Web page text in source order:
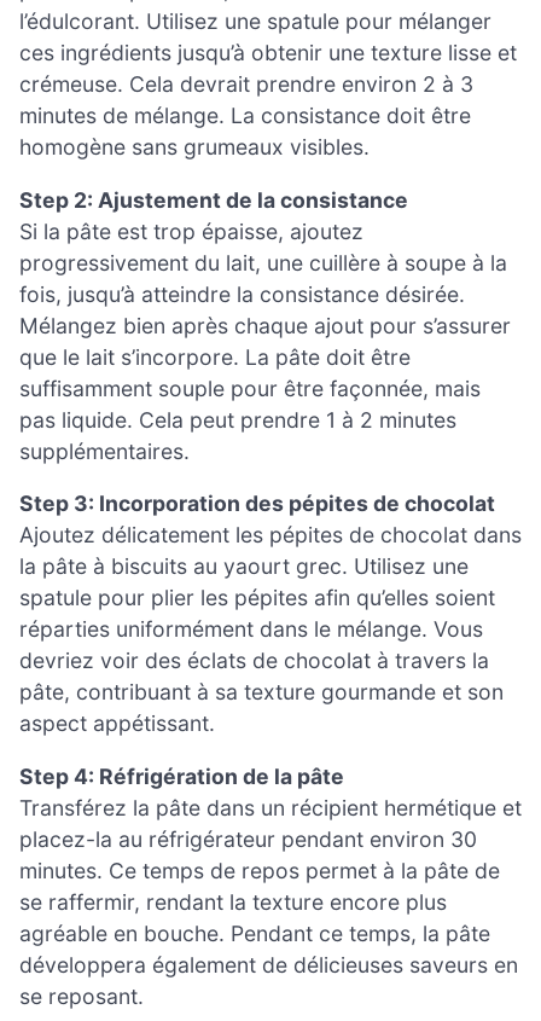
l’édulcorant. Utilisez une spatule pour mélanger
ces ingrédients jusqu’à obtenir une texture lisse et
crémeuse. Cela devrait prendre environ 2 à 3
minutes de mélange. La consistance doit être
homogène sans grumeaux visibles.
Step 2: Ajustement de la consistance
Si la pâte est trop épaisse, ajoutez
progressivement du lait, une cuillère à soupe à la
fois, jusqu’à atteindre la consistance désirée.
Mélangez bien après chaque ajout pour s’assurer
que le lait s’incorpore. La pâte doit être
suffisamment souple pour être façonnée, mais
pas liquide. Cela peut prendre 1 à 2 minutes
supplémentaires.
Step 3: Incorporation des pépites de chocolat
Ajoutez délicatement les pépites de chocolat dans
la pâte à biscuits au yaourt grec. Utilisez une
spatule pour plier les pépites afin qu’elles soient
réparties uniformément dans le mélange. Vous
devriez voir des éclats de chocolat à travers la
pâte, contribuant à sa texture gourmande et son
aspect appétissant.
Step 4: Réfrigération de la pâte
Transférez la pâte dans un récipient hermétique et
placez-la au réfrigérateur pendant environ 30
minutes. Ce temps de repos permet à la pâte de
se raffermir, rendant la texture encore plus
agréable en bouche. Pendant ce temps, la pâte
développera également de délicieuses saveurs en
se reposant.